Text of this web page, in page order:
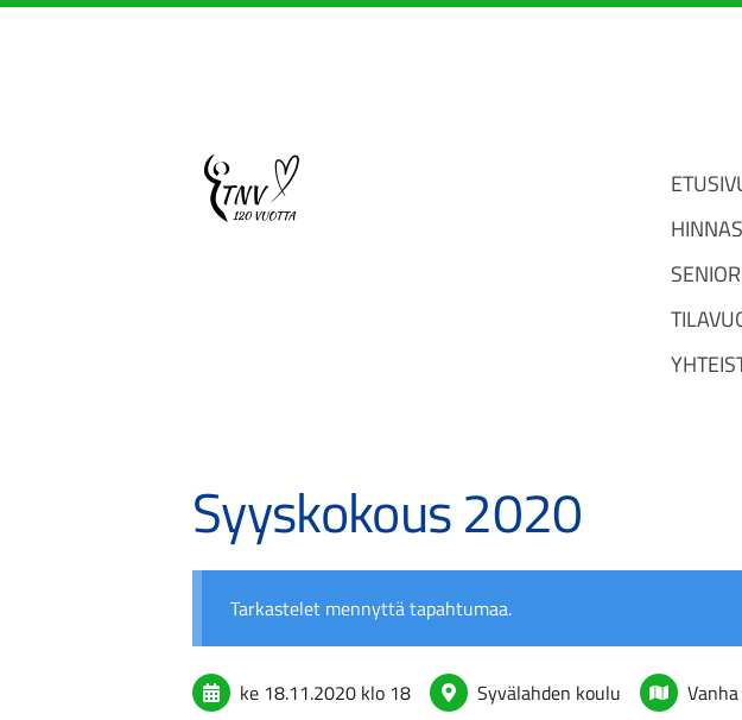
Sivuston etusivulle
Syyskokous 2020
Tarkastelet mennyttä tapahtumaa.
ke 18.11.2020 klo 18 Syvälahden koulu